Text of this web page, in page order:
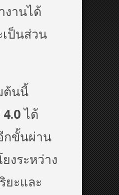
งานได้
เป็นส่วน
ต้นนี้
ได้
ขั้นผ่าน
งระหว่าง
ยะและ